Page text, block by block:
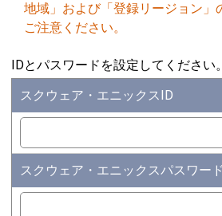
地域」および「登録リージョン」
ご注意ください。
IDとパスワードを設定してください。
スクウェア・エニックスID
スクウェア・エニックスパスワード